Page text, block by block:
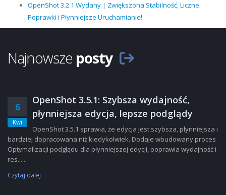
OpenShot 3.2.1 Wydany | Zwiększona Stabilność, Liczne
Poprawki i Płynniejsze Uruchamianie!
Najnowsze posty
6
Kwi
OpenShot 3.5.1: Szybsza wydajność,
płynniejsza edycja, lepsze podglądy
OpenShot 3.5.1 sprawia, że edycja jest szybsza, płynniejsza i
bardziej dopracowana niż kiedykolwiek. Dodaje wbudowany proces
Optymalizacji podglądu dla płynniejszej edycji, poprawia wydajność i
res......
Czytaj dalej